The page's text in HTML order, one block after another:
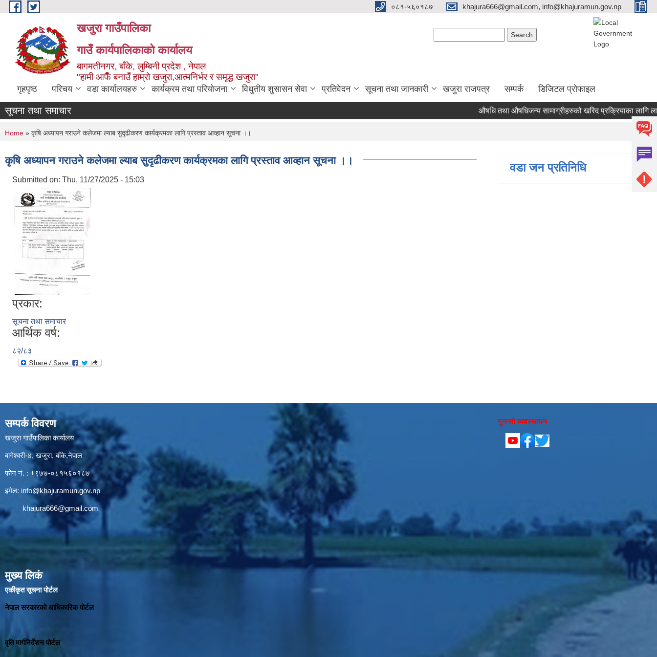
Skip to main content ०८१-५६०१८७ khajura666@gmail.com, info@khajuramun.gov.np
खजुरा गाउँपालिका
गाउँ कार्यपालिकाको कार्यालय
बागमतीनगर, बाँके, लुम्बिनी प्रदेश , नेपाल
"हामी आफैँ बनाउँ हाम्रो खजुरा,आत्मनिर्भर र समृद्ध खजुरा"
गृहपृष्ठ परिचय वडा कार्यालयहरु कार्यक्रम तथा परियोजना विधुतीय शुसासन सेवा प्रतिवेदन सूचना तथा जानकारी खजुरा राजपत्र सम्पर्क डिजिटल प्रोफाइल
सूचना तथा समाचार औषधि तथा औषधिजन्य सामाग्रीहरुको खरिद प्रक्रियाका लागि
You are here
Home » कृषि अध्यापन गराउने कलेजमा ल्याब सुदृढीकरण कार्यक्रमका लागि प्रस्ताव आव्हान सूचना ।।
कृषि अध्यापन गराउने कलेजमा ल्याब सुदृढीकरण कार्यक्रमका लागि प्रस्ताव आव्हान सूचना ।।
Submitted on: Thu, 11/27/2025 - 15:03
प्रकार:
सूचना तथा समाचार
आर्थिक वर्ष:
८२/८३
वडा जन प्रतिनिधि
सम्पर्क विवरण
खजुरा गाउँपालिका कार्यालय
बागेश्वरी-४, खजुरा, बाँके,नेपाल
फोन नं. : +९७७-०८१५६०१८७
इमेल: info@khajuramun.gov.np
khajura666@gmail.com
मुख्य लिकं
एकीकृत सूचना पोर्टल
नेपाल सरकारको आधिकारिक पोर्टल
वृति मार्गनिर्देशन पोर्टल
गुनासो व्यवस्थापन